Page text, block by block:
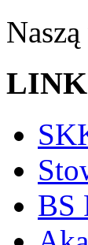
BS